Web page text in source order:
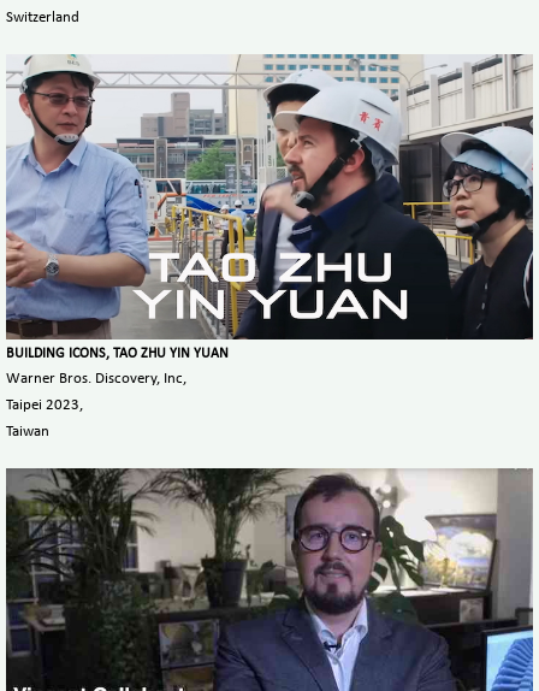
Switzerland
BUILDING ICONS, TAO ZHU YIN YUAN
Warner Bros. Discovery, Inc,
Taipei 2023,
Taiwan